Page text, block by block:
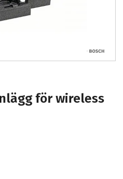
för wireless